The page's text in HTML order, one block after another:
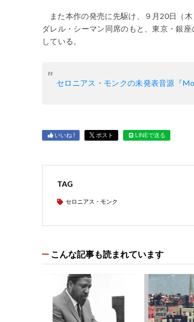
また本作の発売に先駆け、９月20日（
ダレル・シーマン同席のもと、東京・銀
している。
セロニアス・モンクの未発表音源『
いいね ! ポスト LINEで送る
TAG
セロニアス・モンク
こんな記事も読まれています